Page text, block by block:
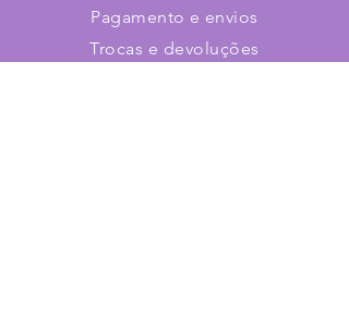
Pagamento e envios
Trocas e devoluções